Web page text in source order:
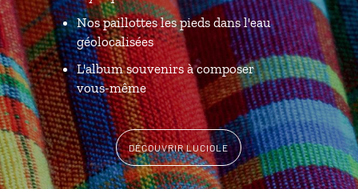
Nos paillottes les pieds dans l'eau
géolocalisées
L'album souvenirs à composer
vous-même
DÉCOUVRIR LUCIOLE